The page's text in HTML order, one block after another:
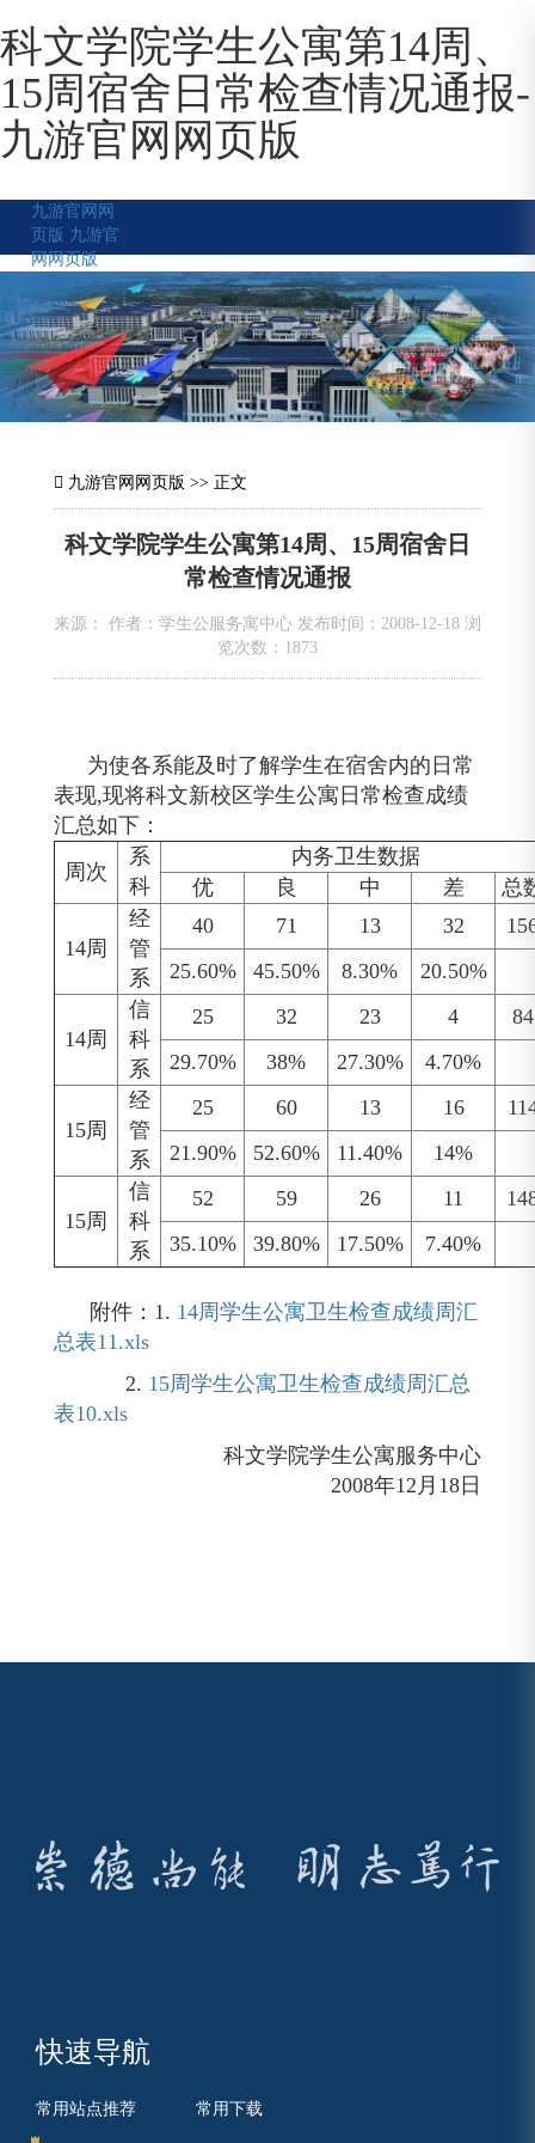
科文学院学生公寓第14周、
15周宿舍日常检查情况通报-
九游官网网页版
九游官网网
页版 九游官
网网页版
九游官网网页版 >> 正文
科文学院学生公寓第14周、15周宿舍日
常检查情况通报
来源： 作者：学生公服务寓中心 发布时间：2008-12-18 浏
览次数： 1873
为使各系能及时了解学生在宿舍内的日常
表现,现将科文新校区学生公寓日常检查成绩
汇总如下：
周次
系
科
内务卫生数据
优
良 中 差 总
14周
经
管
系
40 71 13 32
25.60%
45.50% 8.30% 20.50%
14周
信
科
系
25 32 23 4
84
29.70%
38% 27.30% 4.70%
15周
经
管
系
25 60 13 16
21.90%
52.60% 11.40% 14%
15周
信
科
系
52 59 26 11
35.10%
39.80% 17.50% 7.40%
附件：1. 14周学生公寓卫生检查成绩周汇
总表11.xls
2. 15周学生公寓卫生检查成绩周汇总
表10.xls
科文学院学生公寓服务中心
2008年12月18日
快速导航
常用站点推荐 常用下载